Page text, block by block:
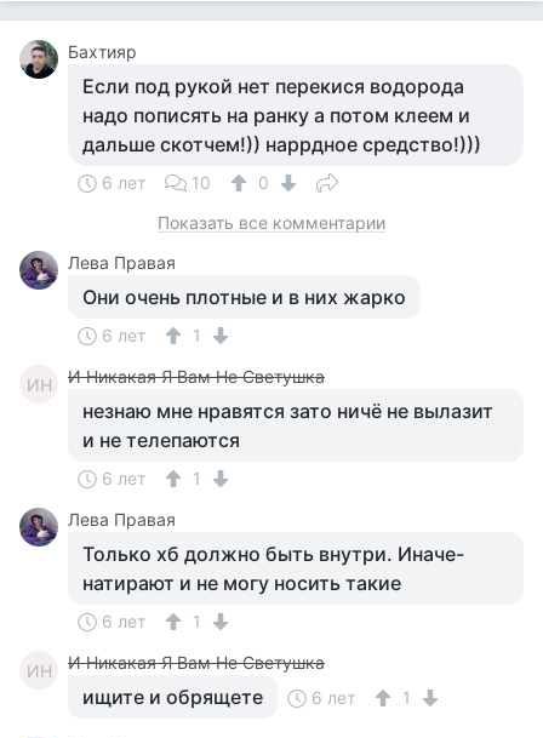
Бахтияр
Если под рукой нет перекися водорода
надо пописять на ранку а потом клеем и
дальше скотчем!)) наррдное средство!)))
6 лет 10
0
Показать все комментарии
Лева Правая
Они очень плотные и в них жарко
6 лет 1
ИН И Никакая Я Вам Не Светушка
незнаю мне нравятся зато ничё не вылазит
и не телепаются
6 лет
1
Лева Правая
Только хб должно быть внутри. Иначе-
натирают и не могу носить такие
6 лет 1
ИН И Никакая Я Вам Не Светушка
ищите и обрящете 6 лет 1